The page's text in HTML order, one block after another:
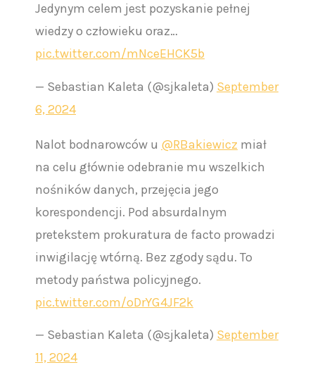
Jedynym celem jest pozyskanie pełnej
wiedzy o człowieku oraz…
pic.twitter.com/mNceEHCK5b
— Sebastian Kaleta (@sjkaleta) September
6, 2024
Nalot bodnarowców u @RBakiewicz miał
na celu głównie odebranie mu wszelkich
nośników danych, przejęcia jego
korespondencji. Pod absurdalnym
pretekstem prokuratura de facto prowadzi
inwigilację wtórną. Bez zgody sądu. To
metody państwa policyjnego.
pic.twitter.com/oDrYG4JF2k
— Sebastian Kaleta (@sjkaleta) September
11, 2024